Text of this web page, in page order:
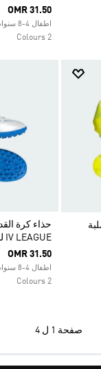
OMR 31.50
اطفال 4-8 سنوات كرة القدم
2 Colours
IV LEAGUE لملاعب العشب الصناعي
OMR 31.50
اطفال 4-8 سنوات كرة القدم
2 Colours
صفحة 1 ل 4